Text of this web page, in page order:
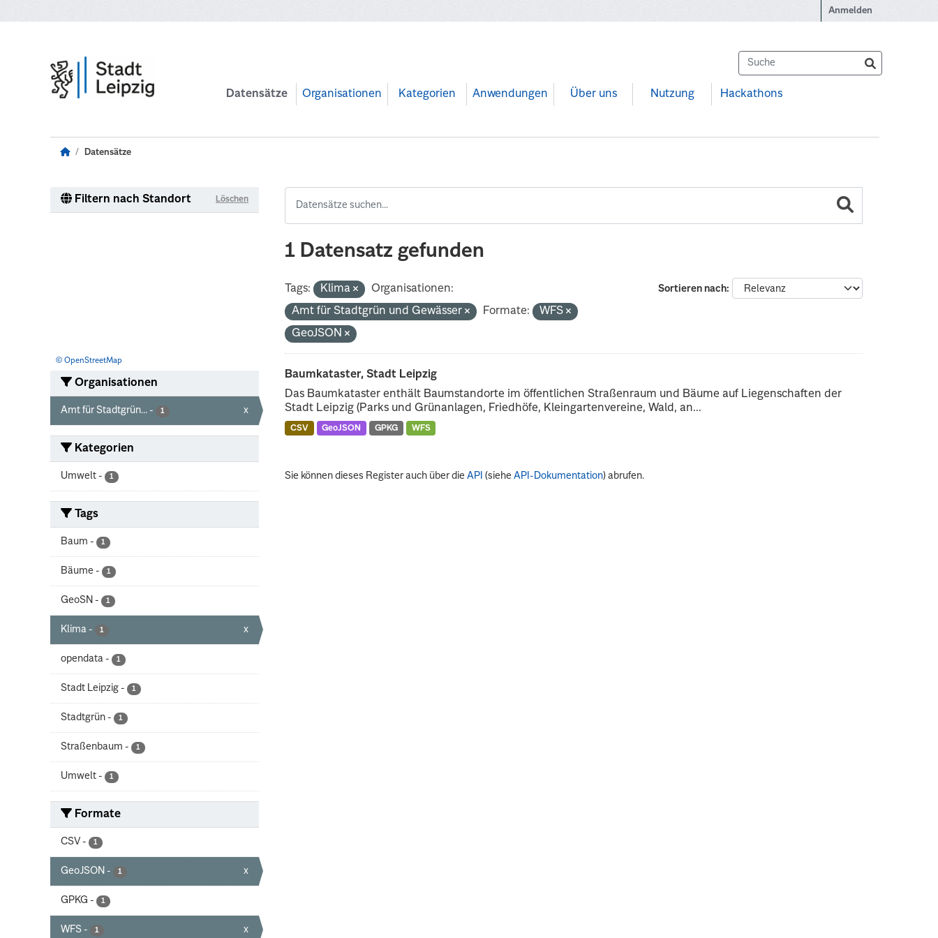
Anmelden
Datensätze Organisationen Kategorien Anwendungen Über uns Nutzung Hackathons
Datensätze
Filtern nach Standort Löschen
© OpenStreetMap
Organisationen
Amt für Stadtgrün... - 1 x
Kategorien
Umwelt - 1
Tags
Baum - 1
Bäume - 1
GeoSN - 1
Klima - 1 x
opendata - 1
Stadt Leipzig - 1
Stadtgrün - 1
Straßenbaum - 1
Umwelt - 1
Formate
CSV - 1
GeoJSON - 1 x
GPKG - 1
WFS - 1 x
1 Datensatz gefunden
Sortieren nach
Tags: Klima
Organisationen:
Amt für Stadtgrün und Gewässer
Formate:
WFS
GeoJSON
Baumkataster, Stadt Leipzig
Das Baumkataster enthält Baumstandorte im öffentlichen Straßenraum und Bäume auf Liegenschaften der
Stadt Leipzig (Parks und Grünanlagen, Friedhöfe, Kleingartenvereine, Wald, an...
CSV GeoJSON GPKG WFS
Sie können dieses Register auch über dieAPI (sieheAPI-Dokumentation) abrufen.